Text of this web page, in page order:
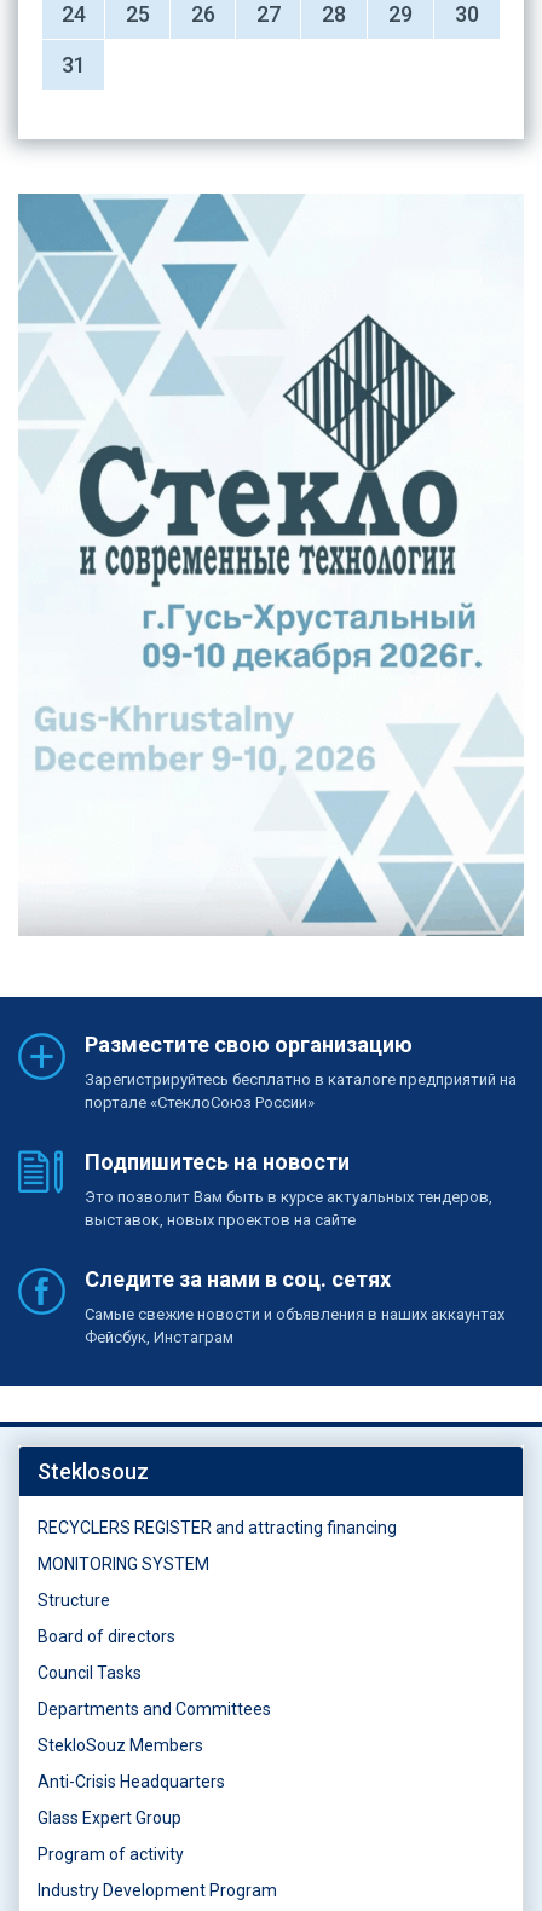
24
25 26 27 28 29
30
31
Разместите свою организацию
Зарегистрируйтесь бесплатно в каталоге предприятий на
портале «СтеклоСоюз России»
Подпишитесь на новости
Это позволит Вам быть в курсе актуальных тендеров,
выставок, новых проектов на сайте
Следите за нами в соц. сетях
Самые свежие новости и объявления в наших аккаунтах
Фейсбук, Инстаграм
Steklosouz
RECYCLERS REGISTER and attracting financing
MONITORING SYSTEM
Structure
Board of directors
Council Tasks
Departments and Committees
StekloSouz Members
Anti-Crisis Headquarters
Glass Expert Group
Program of activity
Industry Development Program